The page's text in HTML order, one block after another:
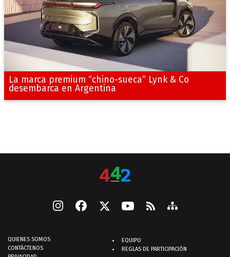
La marca premium “chino-sueca” Lynk & Co
desembarca en Argentina
QUIENES SOMOS
CONTÁCTENOS
EQUIPO
REGLAS DE PARTICIPACIÓN